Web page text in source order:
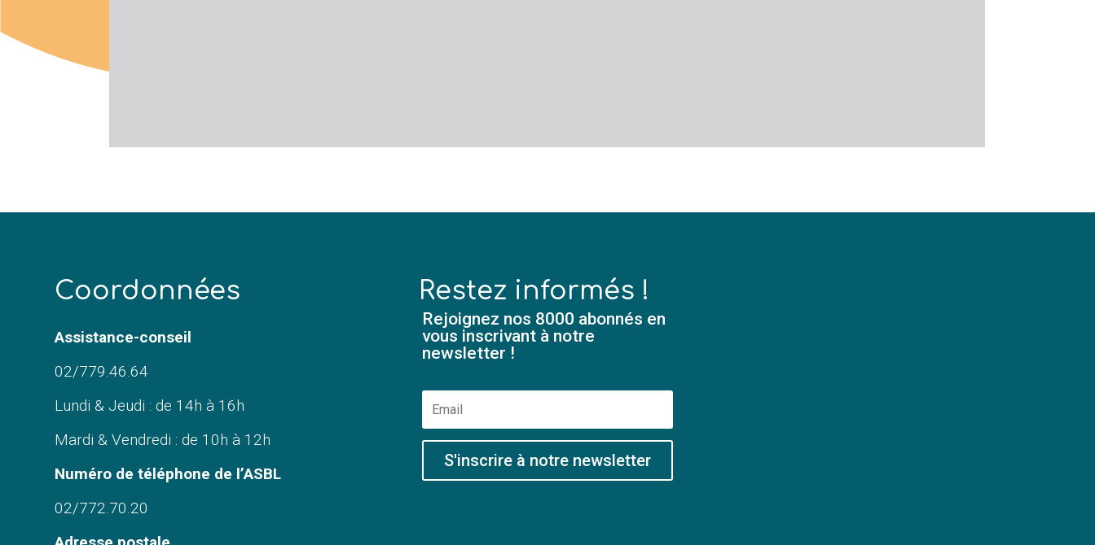
Coordonnées
Assistance-conseil
02/779.46.64
Lundi & Jeudi : de 14h à 16h
Mardi & Vendredi : de 10h à 12h
Numéro de téléphone de l’ASBL
02/772.70.20
Restez informés !
Rejoignez nos 8000 abonnés en
vous inscrivant à notre
newsletter !
S'inscrire à notre newsletter